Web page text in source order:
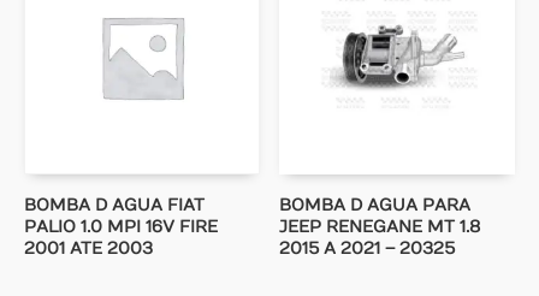
BOMBA D AGUA FIAT
PALIO 1.0 MPI 16V FIRE
2001 ATE 2003
BOMBA D AGUA PARA
JEEP RENEGANE MT 1.8
2015 A 2021 – 20325